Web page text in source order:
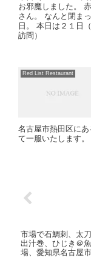
お邪魔しました。
さん。 なんと閉ま
日。 本日は２１日
訪問）
Red List Restaurant
名古屋市熱田区に
て一服いたします。
市場で石鯛刺、太
出汁巻、ひじき＠
場、愛知県名古屋